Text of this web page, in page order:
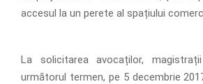
accesul la un perete al spațiului
La solicitarea avocaților,
următorul termen, pe 5 decembrie